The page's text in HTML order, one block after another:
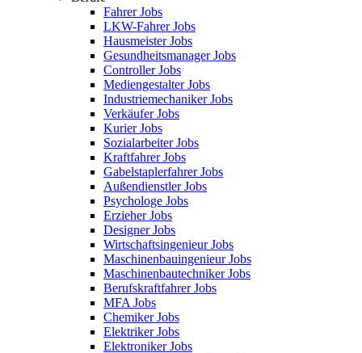
Fahrer Jobs
LKW-Fahrer Jobs
Hausmeister Jobs
Gesundheitsmanager Jobs
Controller Jobs
Mediengestalter Jobs
Industriemechaniker Jobs
Verkäufer Jobs
Kurier Jobs
Sozialarbeiter Jobs
Kraftfahrer Jobs
Gabelstaplerfahrer Jobs
Außendienstler Jobs
Psychologe Jobs
Erzieher Jobs
Designer Jobs
Wirtschaftsingenieur Jobs
Maschinenbauingenieur Jobs
Maschinenbautechniker Jobs
Berufskraftfahrer Jobs
MFA Jobs
Chemiker Jobs
Elektriker Jobs
Elektroniker Jobs